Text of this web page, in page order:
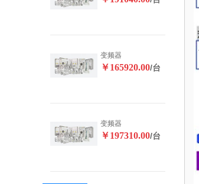
变频器
￥165920.00/台
变频器
￥197310.00/台